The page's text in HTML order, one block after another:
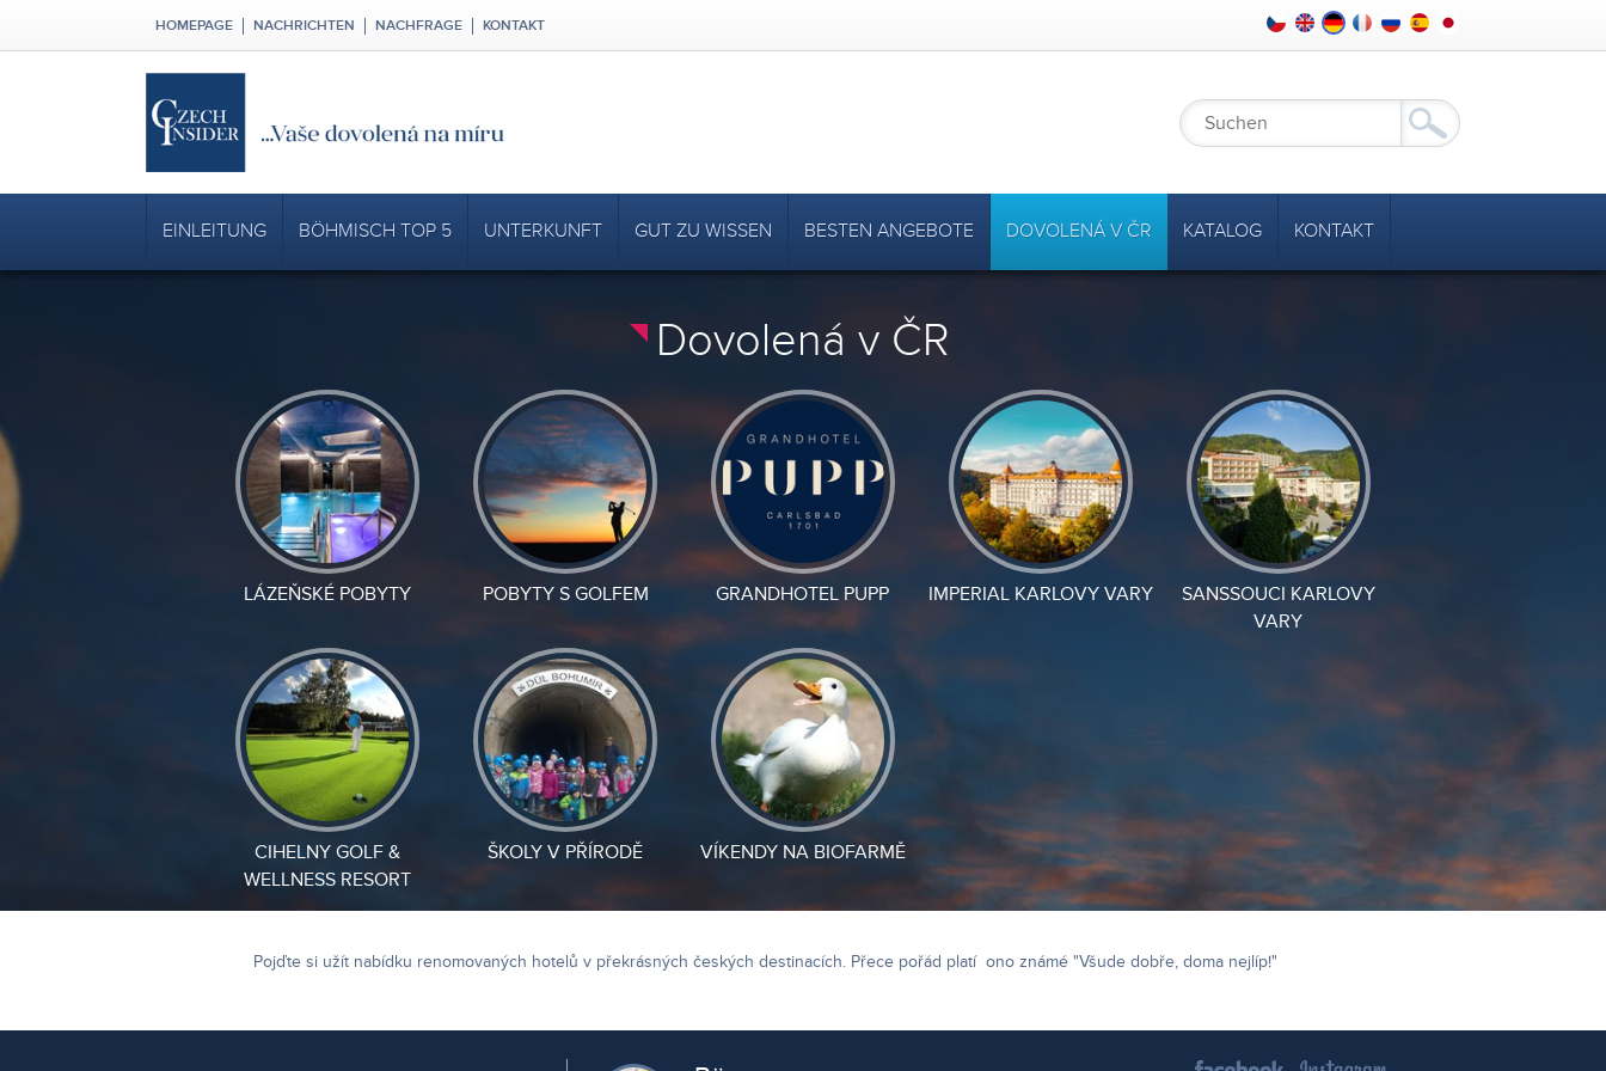
HOMEPAGE NACHRICHTEN NACHFRAGE KONTAKT
EINLEITUNG BÖHMISCH TOP 5 UNTERKUNFT GUT ZU WISSEN BESTEN ANGEBOTE DOVOLENÁ V ČR KATALOG KONTAKT
Dovolená v ČR
LÁZEŇSKÉ POBYTY POBYTY S GOLFEM GRANDHOTEL PUPP IMPERIAL KARLOVY VARY
SANSSOUCI KARLOVY
VARY
CIHELNY GOLF &
WELLNESS RESORT
ŠKOLY V PŘÍRODĚ VÍKENDY NA BIOFARMĚ
Pojďte si užít nabídku renomovaných hotelů v překrásných českých destinacích. Přece pořád platí ono známé "Všude dobře, doma nejlíp!"